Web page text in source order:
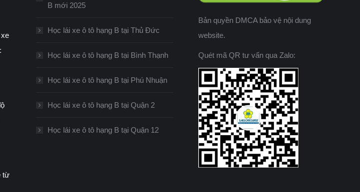
từ
B mới 2025
Học lái xe ô tô hạng B tại Thủ Đức
Học lái xe ô tô hạng B tại Bình Thạnh
Học lái xe ô tô hạng B tại Phú Nhuận
Học lái xe ô tô hạng B tại Quận 2
Học lái xe ô tô hạng B tại Quận 12
Bản quyền DMCA bảo vệ nội dung
website.
Quét mã QR tư vấn qua Zalo: